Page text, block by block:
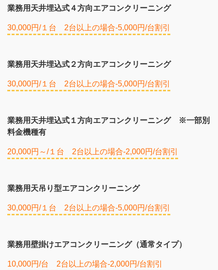
業務用天井埋込式４方向エアコンクリーニング
30,000円/１台 2台以上の場合-5,000円/台割引
業務用天井埋込式２方向エアコンクリーニング
30,000円/１台 2台以上の場合-5,000円/台割引
業務用天井埋込式１方向エアコンクリーニング ※一部別
料金機種有
20,000円～/１台 2台以上の場合-2,000円/台割引
業務用天吊り型エアコンクリーニング
30,000円/１台 2台以上の場合-5,000円/台割引
業務用壁掛けエアコンクリーニング（通常タイプ）
10,000円/台 2台以上の場合-2,000円/台割引